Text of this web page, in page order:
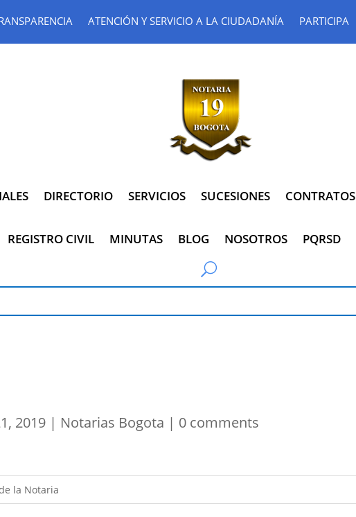
ATENCIÓN Y SERVICIO A LA CIUDADANÍA PARTICIPA
DIRECTORIO SERVICIOS SUCESIONES
REGISTRO CIVIL MINUTAS BLOG NOSOTROS PQRSD
2019 | Notarias Bogota | 0 comments